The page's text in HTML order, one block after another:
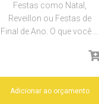
Festas como Natal,
Reveillon ou Festas de
Final de Ano. O que você …
Adicionar ao orçamento